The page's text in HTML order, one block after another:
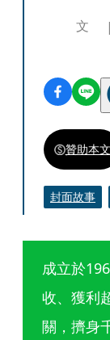
文
贊助本文
封面故事
成立於
收、獲利
關，擠身